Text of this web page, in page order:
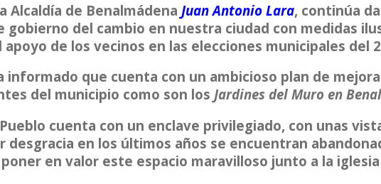
Alcaldía de Benalmádena Juan Antonio Lara, continúa
gobierno del cambio en nuestra ciudad con medidas
de los vecinos en las elecciones municipales del
informado que cuenta con un ambicioso plan de
del municipio como son los Jardines del Muro en
cuenta con un enclave privilegiado, con unas
desgracia en los últimos años se encuentran
en valor este espacio maravilloso junto a la